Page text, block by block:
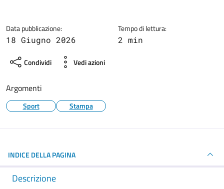
Data pubblicazione:
18 Giugno 2026
Tempo di lettura:
2 min
Condividi Vedi azioni
Argomenti
Sport Stampa
INDICE DELLA PAGINA
Descrizione